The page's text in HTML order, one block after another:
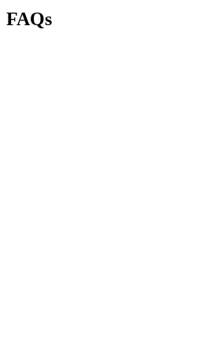
FAQs